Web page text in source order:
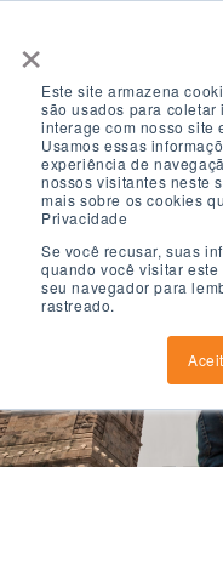
×
Este site armazena
são usados ​​para coletar
interage com nosso site
Usamos essas
experiência de
nossos visitantes neste
mais sobre os cookies
Privacidade
Se você recusar, suas
quando você visitar
seu navegador para
rastreado.